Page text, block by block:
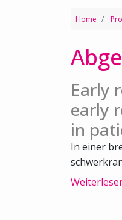
Home
Early
early
in
In einer